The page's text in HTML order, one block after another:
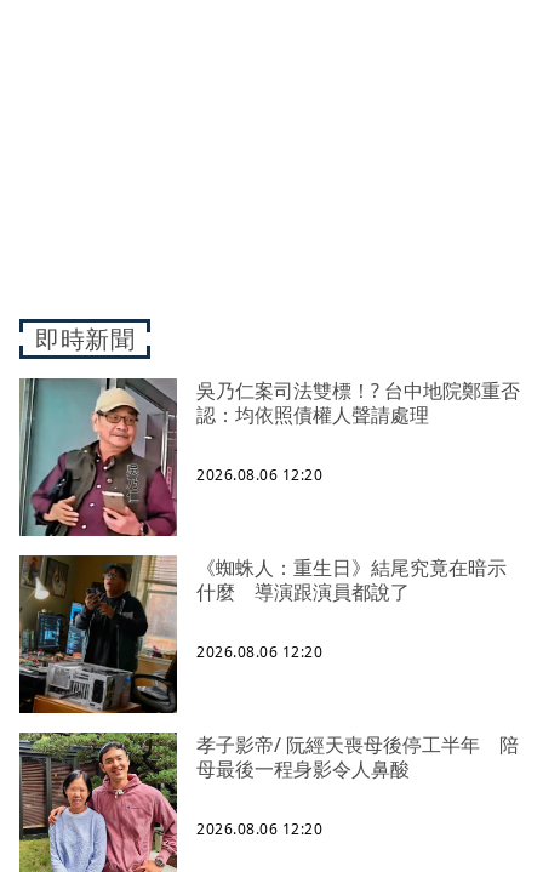
即時新聞
吳乃仁案司法雙標！? 台中地院鄭重否
認：均依照債權人聲請處理
2026.08.06 12:20
《蜘蛛人：重生日》結尾究竟在暗示
什麼 導演跟演員都說了
2026.08.06 12:20
孝子影帝/ 阮經天喪母後停工半年 陪
母最後一程身影令人鼻酸
2026.08.06 12:20